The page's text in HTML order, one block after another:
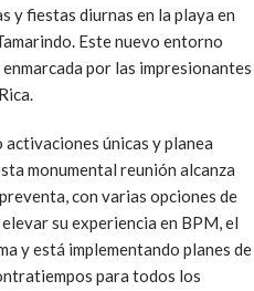
y fiestas diurnas en la playa en
Este nuevo entorno
por las impresionantes
únicas y planea
monumental reunión alcanza
con varias opciones de
su experiencia en BPM, el
y está implementando planes de
para todos los